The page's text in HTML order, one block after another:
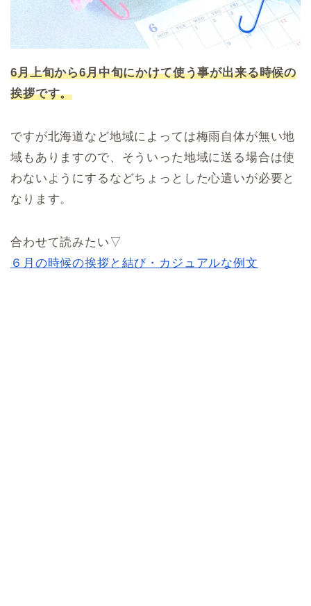
6月上旬から6月中旬にかけて使う事が出来る時候の
挨拶です。
ですが北海道など地域によっては梅雨自体が無い地
域もありますので、そういった地域に送る場合は使
わないようにするなどちょっとした心遣いが必要と
なります。
合わせて読みたい▽
６月の時候の挨拶と結び・カジュアルな例文